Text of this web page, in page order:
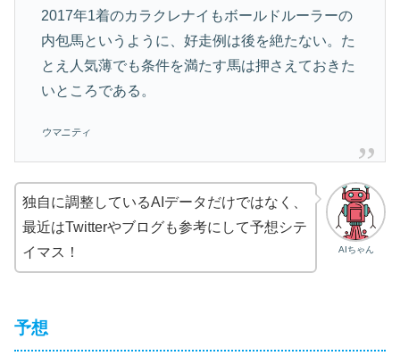
2017年1着のカラクレナイもボールドルーラーの
内包馬というように、好走例は後を絶たない。た
とえ人気薄でも条件を満たす馬は押さえておきた
いところである。
ウマニティ
AIちゃん
独自に調整しているAIデータだけではなく、
最近はTwitterやブログも参考にして予想シテ
イマス！
予想